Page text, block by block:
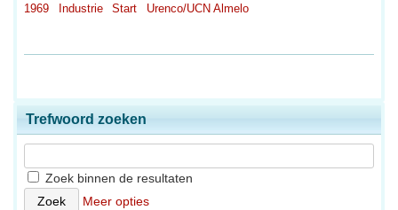
1969
Industrie Start Urenco/UCN Almelo
Trefwoord zoeken
Zoek binnen de resultaten
Meer opties